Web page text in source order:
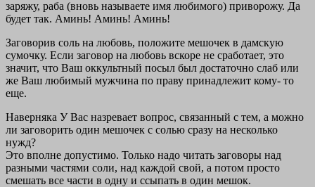
заряжу, раба (вновь называете имя любимого) приворожу. Да
будет так. Аминь! Аминь! Аминь!
Заговорив соль на любовь, положите мешочек в дамскую
сумочку. Если заговор на любовь вскоре не сработает, это
значит, что Ваш оккультный посыл был достаточно слаб или
же Ваш любимый мужчина по праву принадлежит кому- то
еще.
Наверняка У Вас назревает вопрос, связанный с тем, а можно
ли заговорить один мешочек с солью сразу на несколько
нужд?
Это вполне допустимо. Только надо читать заговоры над
разными частями соли, над каждой свой, а потом просто
смешать все части в одну и ссыпать в один мешок.